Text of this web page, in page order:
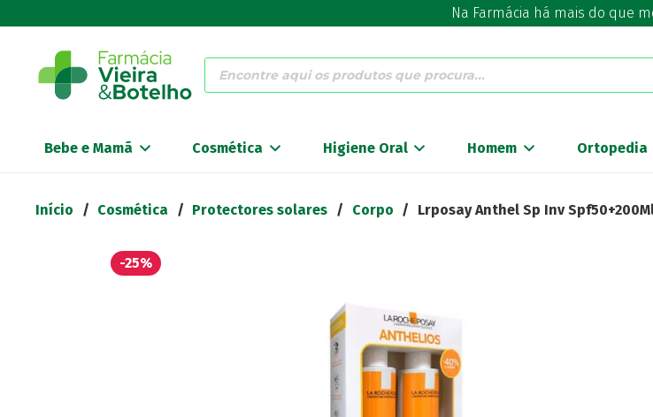
Na Farmácia há mais do que
Products
search
Bebe e Mamã Cosmética Higiene Oral Homem Ortopedia
Início / Cosmética / Protectores solares / Corpo / Lrposay Anthel Sp Inv
-25%